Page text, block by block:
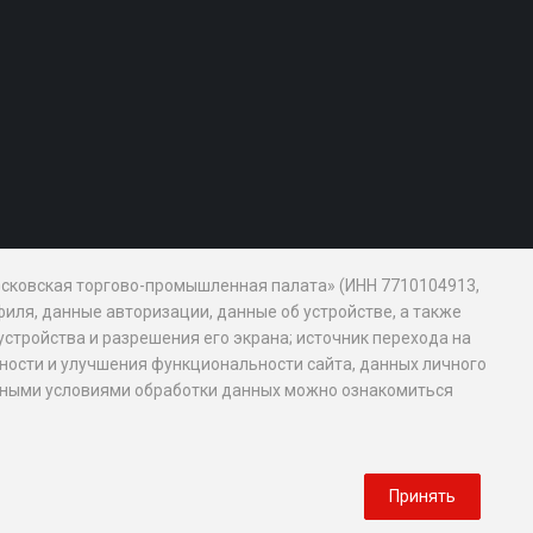
торгово-промышленная палата» (ИНН 7710104913,
данные авторизации, данные об устройстве, а также
и разрешения его экрана; источник перехода на
и улучшения функциональности сайта, данных личного
условиями обработки данных можно ознакомиться
Принять